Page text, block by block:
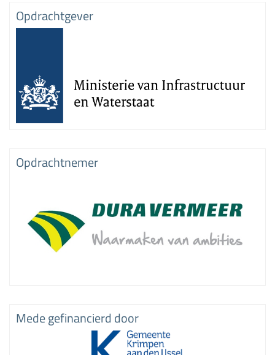
Opdrachtgever
Opdrachtnemer
Mede gefinancierd door